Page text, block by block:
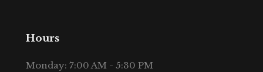
Hours
Monday: 7:00 AM - 5:30 PM